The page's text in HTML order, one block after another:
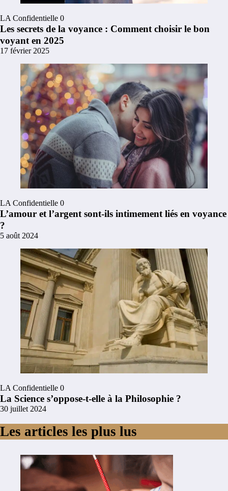
LA Confidentielle 0
Les secrets de la voyance : Comment choisir le bon
voyant en 2025
17 février 2025
LA Confidentielle 0
L’amour et l’argent sont-ils intimement liés en voyance
?
5 août 2024
LA Confidentielle 0
La Science s’oppose-t-elle à la Philosophie ?
30 juillet 2024
Les articles les plus lus